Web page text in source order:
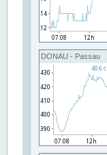
DONAU - Passau